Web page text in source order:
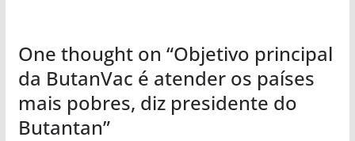
One thought on “Objetivo principal
da ButanVac é atender os países
mais pobres, diz presidente do
Butantan”